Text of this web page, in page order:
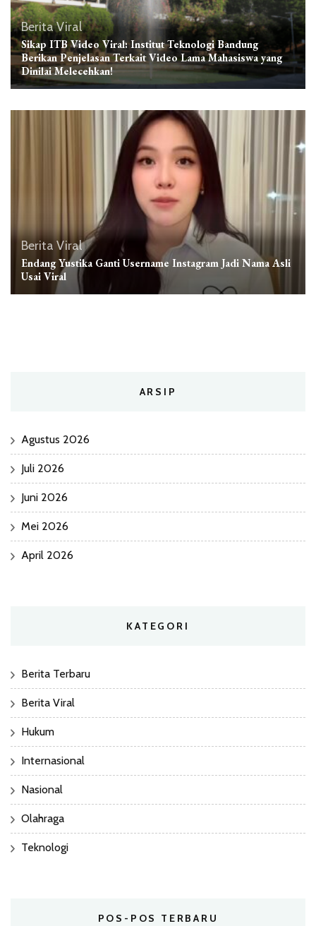
Berita Viral
Sikap ITB Video Viral: Institut Teknologi Bandung
Berikan Penjelasan Terkait Video Lama Mahasiswa yang
Dinilai Melecehkan!
Berita Viral
Endang Yustika Ganti Username Instagram Jadi Nama Asli
Usai Viral
ARSIP
Agustus 2026
Juli 2026
Juni 2026
Mei 2026
April 2026
KATEGORI
Berita Terbaru
Berita Viral
Hukum
Internasional
Nasional
Olahraga
Teknologi
POS-POS TERBARU